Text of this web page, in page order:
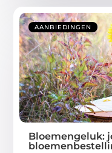
AANBIEDINGEN
Bloemengeluk: